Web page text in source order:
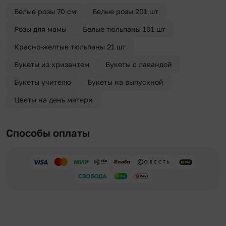
Белые розы 70 см Белые розы 201 шт
Розы для мамы Белые тюльпаны 101 шт
Красно-желтые тюльпаны 21 шт
Букеты из хризантем Букеты с лавандой
Букеты учителю Букеты на выпускной
Цветы на день матери
Способы оплаты